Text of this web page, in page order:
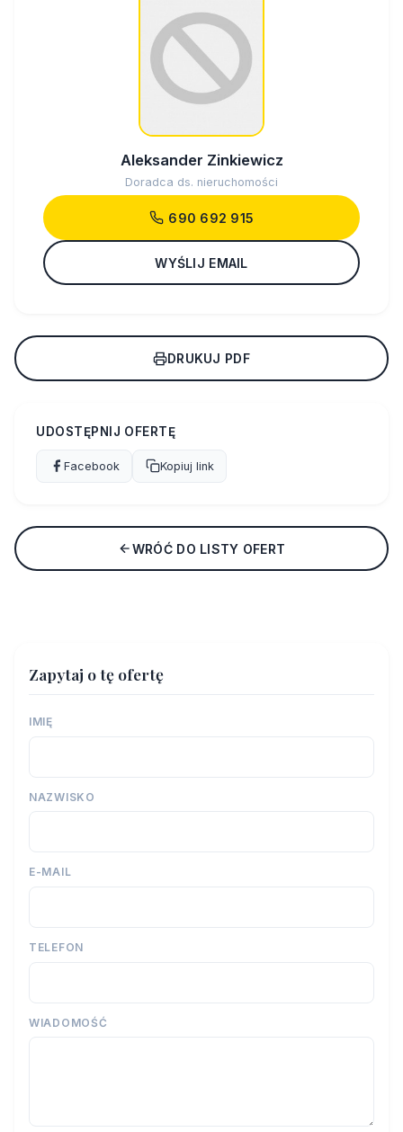
Aleksander Zinkiewicz
Doradca ds. nieruchomości
690 692 915
WYŚLIJ EMAIL
DRUKUJ PDF
UDOSTĘPNIJ OFERTĘ
Facebook Kopiuj link
WRÓĆ DO LISTY OFERT
Zapytaj o tę ofertę
IMIĘ
NAZWISKO
E-MAIL
TELEFON
WIADOMOŚĆ